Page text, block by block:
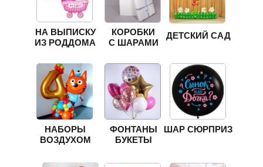
ФОНТАНЫ
БУКЕТЫ
НА ВЫПИСКУ
ИЗ РОДДОМА
ШАР СЮРПРИЗ
КОРОБКИ
С ШАРАМИ
НАБОРЫ
ВОЗДУХОМ
ДЕТСКИЙ САД